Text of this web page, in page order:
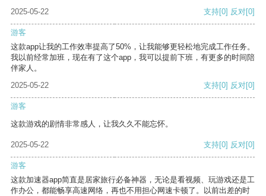
2025-05-22
支持[0] 反对[0]
游客
这款app让我的工作效率提高了50%，让我能够更轻松地完成工作任务。
我以前经常加班，现在有了这个app，我可以提前下班，有更多的时间陪
伴家人。
2025-05-22
支持[0] 反对[0]
游客
这款游戏的剧情非常感人，让我久久不能忘怀。
2025-05-22 支持[0] 反对[0]
游客
这款加速器app简直是居家旅行必备神器，无论是看视频、玩游戏还是工
作办公，都能畅享高速网络，再也不用担心网速卡顿了。以前出差的时